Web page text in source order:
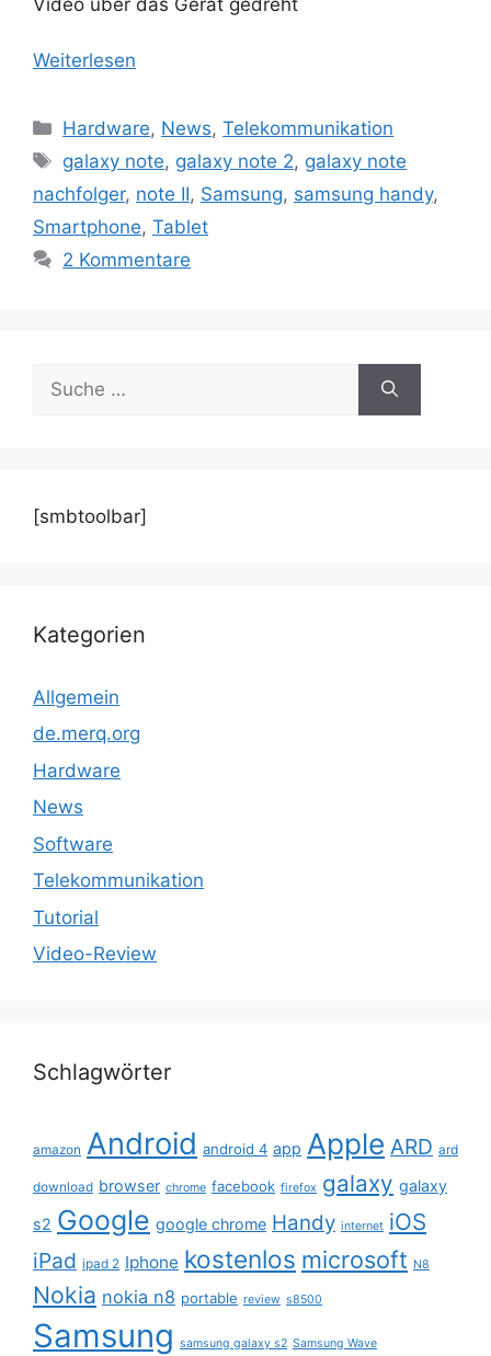
Video über das Gerät gedreht
Weiterlesen
Kategorien
Hardware, News,Telekommunikation
Schlagwörter
galaxy note, galaxy note 2, galaxy note
nachfolger, note II, Samsung, samsung handy,
Smartphone, Tablet
2 Kommentare
nach:
[smbtoolbar]
Kategorien
Allgemein
de.merq.org
Hardware
News
Software
Telekommunikation
Tutorial
Video-Review
Schlagwörter
amazon Android android 4 app Apple ARD ard
download browser chrome facebook firefox galaxy galaxy
s2 Google google chrome Handy internet iOS
iPad ipad 2 Iphone kostenlos microsoft N8
Nokia nokia n8 portable review s8500
Samsung samsung galaxy s2 Samsung Wave